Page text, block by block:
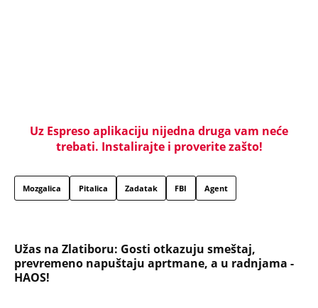
KOMANDANT "BELIH VUKOVA" UBIJEN PRED
SUPRUGOM! Likvidacijom mu se odužili za vernost
otadžbini: Mauzera prvo sklonili sa slučaja, pa ga
šta se krije iza svega